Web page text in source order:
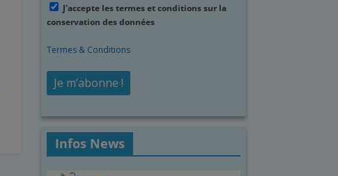
J'accepte les termes et conditions sur la
conservation des données
Termes & Conditions
Infos News